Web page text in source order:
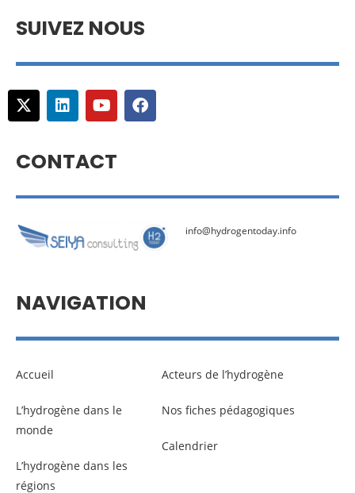
SUIVEZ NOUS
CONTACT
info@hydrogentoday.info
NAVIGATION
Accueil
L’hydrogène dans le
monde
L’hydrogène dans les
régions
Acteurs de l’hydrogène
Nos fiches pédagogiques
Calendrier